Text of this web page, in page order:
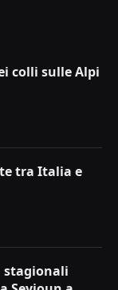
colli sulle Alpi
tra Italia e
stagionali